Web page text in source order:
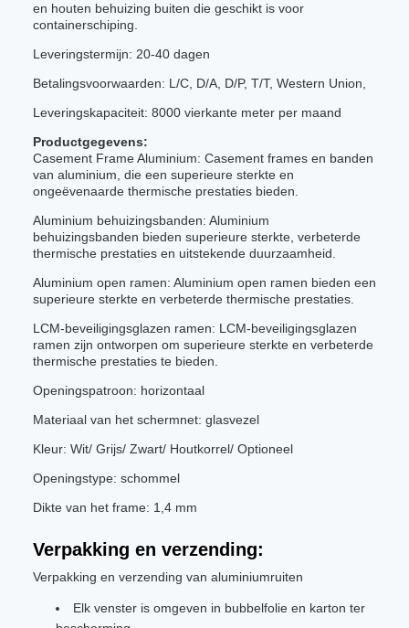
en houten behuizing buiten die geschikt is voor
containerschiping.
Leveringstermijn: 20-40 dagen
Betalingsvoorwaarden: L/C, D/A, D/P, T/T, Western Union,
Leveringskapaciteit: 8000 vierkante meter per maand
Productgegevens:
Casement Frame Aluminium: Casement frames en banden
van aluminium, die een superieure sterkte en
ongeëvenaarde thermische prestaties bieden.
Aluminium behuizingsbanden: Aluminium
behuizingsbanden bieden superieure sterkte, verbeterde
thermische prestaties en uitstekende duurzaamheid.
Aluminium open ramen: Aluminium open ramen bieden een
superieure sterkte en verbeterde thermische prestaties.
LCM-beveiligingsglazen ramen: LCM-beveiligingsglazen
ramen zijn ontworpen om superieure sterkte en verbeterde
thermische prestaties te bieden.
Openingspatroon: horizontaal
Materiaal van het schermnet: glasvezel
Kleur: Wit/ Grijs/ Zwart/ Houtkorrel/ Optioneel
Openingstype: schommel
Dikte van het frame: 1,4 mm
Verpakking en verzending:
Verpakking en verzending van aluminiumruiten
Elk venster is omgeven in bubbelfolie en karton ter